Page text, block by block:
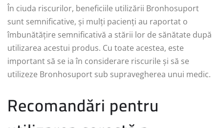
În ciuda riscurilor, beneficiile utilizării Bronhosuport
sunt semnificative, și mulți pacienți au raportat o
îmbunătățire semnificativă a stării lor de sănătate după
utilizarea acestui produs. Cu toate acestea, este
important să se ia în considerare riscurile și să se
utilizeze Bronhosuport sub supravegherea unui medic.
Recomandări pentru